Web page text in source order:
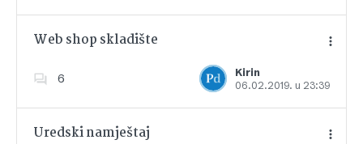
Web shop skladište
6
Kirin
06.02.2019. u 23:39
Dodajte u favorite
Uredski namještaj